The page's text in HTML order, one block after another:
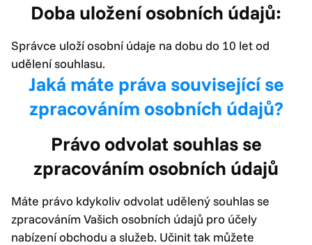
Doba uložení osobních údajů:
Správce uloží osobní údaje na dobu do 10 let od
udělení souhlasu.
Jaká máte práva související se
zpracováním osobních údajů?
Právo odvolat souhlas se
zpracováním osobních údajů
Máte právo kdykoliv odvolat udělený souhlas se
zpracováním Vašich osobních údajů pro účely
nabízení obchodu a služeb. Učinit tak můžete